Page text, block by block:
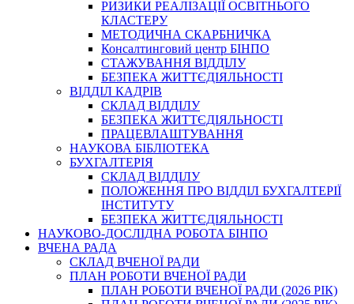
РИЗИКИ РЕАЛІЗАЦІЇ ОСВІТНЬОГО
КЛАСТЕРУ
МЕТОДИЧНА СКАРБНИЧКА
Консалтинговий центр БІНПО
СТАЖУВАННЯ ВІДДІЛУ
БЕЗПЕКА ЖИТТЄДІЯЛЬНОСТІ
ВІДДІЛ КАДРІВ
СКЛАД ВІДДІЛУ
БЕЗПЕКА ЖИТТЄДІЯЛЬНОСТІ
ПРАЦЕВЛАШТУВАННЯ
НАУКОВА БІБЛІОТЕКА
БУХГАЛТЕРІЯ
СКЛАД ВІДДІЛУ
ПОЛОЖЕННЯ ПРО ВІДДІЛ БУХГАЛТЕРІЇ
ІНСТИТУТУ
БЕЗПЕКА ЖИТТЄДІЯЛЬНОСТІ
НАУКОВО-ДОСЛІДНА РОБОТА БІНПО
ВЧЕНА РАДА
СКЛАД ВЧЕНОЇ РАДИ
ПЛАН РОБОТИ ВЧЕНОЇ РАДИ
ПЛАН РОБОТИ ВЧЕНОЇ РАДИ (2026 РІК)